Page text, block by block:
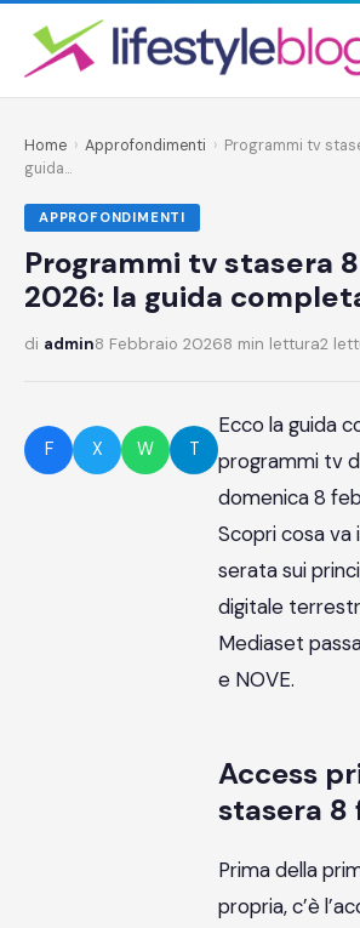
Home › Approfondimenti › Programmi tv
guida...
APPROFONDIMENTI
Programmi tv stasera
2026: la guida
di admin8 Febbraio 20268 min lettura2
F X W T
Ecco la guida
programmi tv
domenica 8
Scopri cosa va
serata sui
digitale
Mediaset
e NOVE.
Access
stasera 8
Prima della
propria, c’è